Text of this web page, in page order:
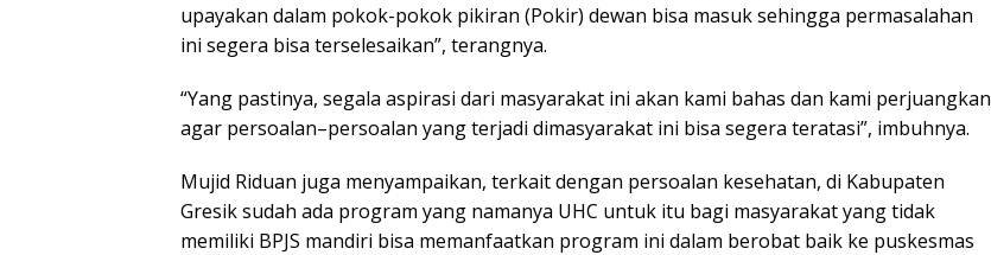
upayakan dalam pokok-pokok pikiran (Pokir) dewan bisa masuk sehingga permasalahan
ini segera bisa terselesaikan”, terangnya.
“Yang pastinya, segala aspirasi dari masyarakat ini akan kami bahas dan kami perjuangkan
agar persoalan–persoalan yang terjadi dimasyarakat ini bisa segera teratasi”, imbuhnya.
Mujid Riduan juga menyampaikan, terkait dengan persoalan kesehatan, di Kabupaten
Gresik sudah ada program yang namanya UHC untuk itu bagi masyarakat yang tidak
memiliki BPJS mandiri bisa memanfaatkan program ini dalam berobat baik ke puskesmas